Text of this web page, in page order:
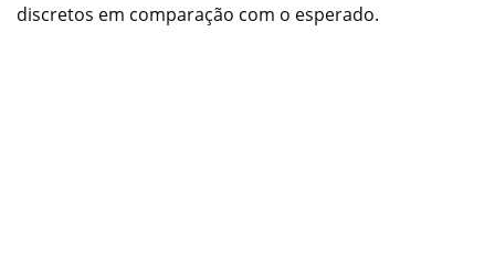
discretos em comparação com o esperado.